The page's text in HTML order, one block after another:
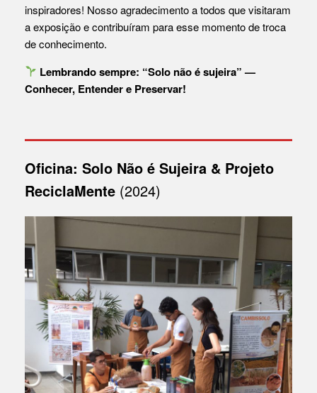
inspiradores! Nosso agradecimento a todos que visitaram
a exposição e contribuíram para esse momento de troca
de conhecimento.
Lembrando sempre: “Solo não é sujeira” —
Conhecer, Entender e Preservar!
Oficina: Solo Não é Sujeira & Projeto
ReciclaMente (2024)